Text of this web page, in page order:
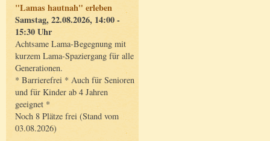
"Lamas hautnah" erleben
Samstag, 22.08.2026, 14:00 -
15:30 Uhr
Achtsame Lama-Begegnung mit
kurzem Lama-Spaziergang für alle
Generationen.
* Barrierefrei * Auch für Senioren
und für Kinder ab 4 Jahren
geeignet *
Noch 8 Plätze frei (Stand vom
03.08.2026)